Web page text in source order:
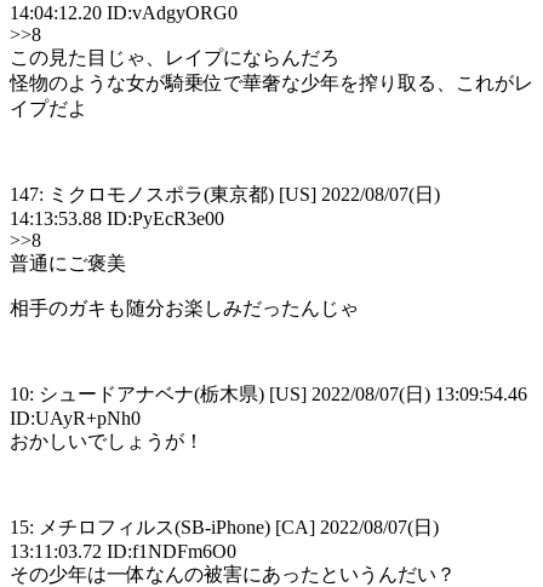
14:04:12.20 ID:vAdgyORG0
>>8
この見た目じゃ、レイプにならんだろ
怪物のような女が騎乗位で華奢な少年を搾り取る、これがレ
イプだよ
147: ミクロモノスポラ(東京都) [US] 2022/08/07(日)
14:13:53.88 ID:PyEcR3e00
>>8
普通にご褒美
相手のガキも随分お楽しみだったんじゃ
10: シュードアナベナ(栃木県) [US] 2022/08/07(日) 13:09:54.46
ID:UAyR+pNh0
おかしいでしょうが！
15: メチロフィルス(SB-iPhone) [CA] 2022/08/07(日)
13:11:03.72 ID:f1NDFm6O0
その少年は一体なんの被害にあったというんだい？